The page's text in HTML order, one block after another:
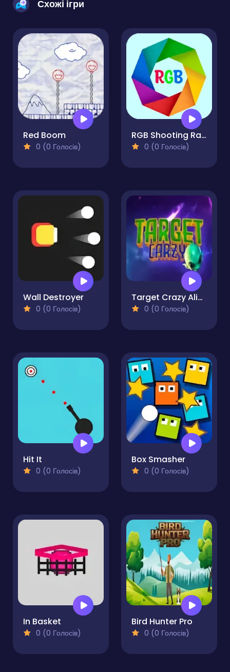
Схожі ігри
Red Boom
0 (0 Голосів)
RGB Shooting Range
0 (0 Голосів)
Wall Destroyer
0 (0 Голосів)
Target Crazy Alien
0 (0 Голосів)
Hit It
0 (0 Голосів)
Box Smasher
0 (0 Голосів)
In Basket
0 (0 Голосів)
Bird Hunter Pro
0 (0 Голосів)